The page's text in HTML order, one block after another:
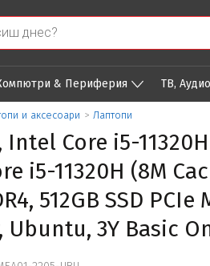
& Периферия ТВ,
и аксесоари > Лаптопи
Core i5-
i5-11320H (8M
512GB SSD
Ubuntu, 3Y Basic